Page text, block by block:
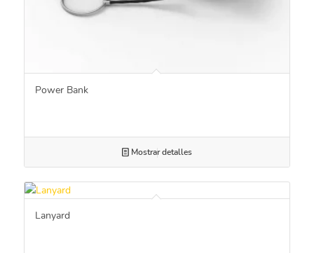
Power Bank
Mostrar detalles
Lanyard